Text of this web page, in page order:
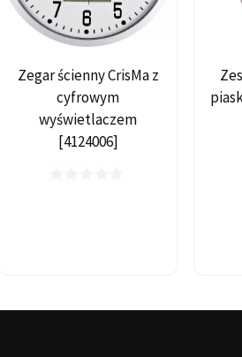
Zegar ścienny CrisMa z
cyfrowym
wyświetlaczem
[4124006]